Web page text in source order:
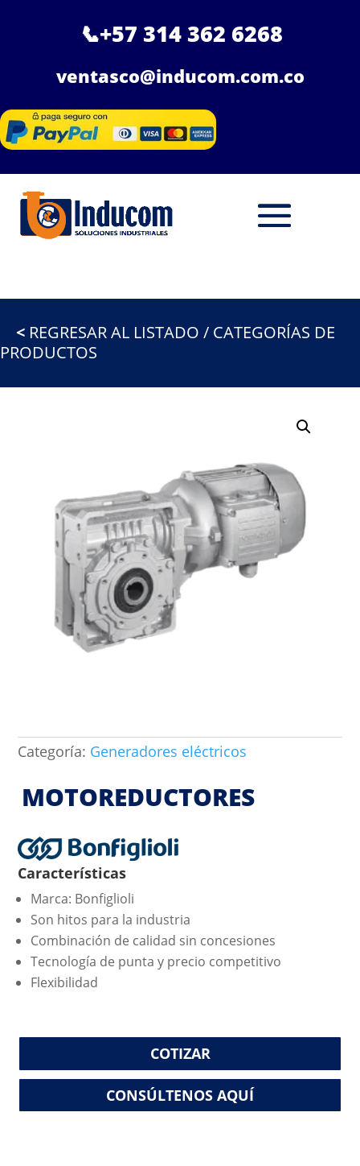
📞+57 314 362 6268
ventasco@inducom.com.co
< REGRESAR AL LISTADO / CATEGORÍAS DE
PRODUCTOS
Categoría: Generadores eléctricos
MOTOREDUCTORES
Características
Marca: Bonfiglioli
Son hitos para la industria
Combinación de calidad sin concesiones
Tecnología de punta y precio competitivo
Flexibilidad
COTIZAR
CONSÚLTENOS AQUÍ